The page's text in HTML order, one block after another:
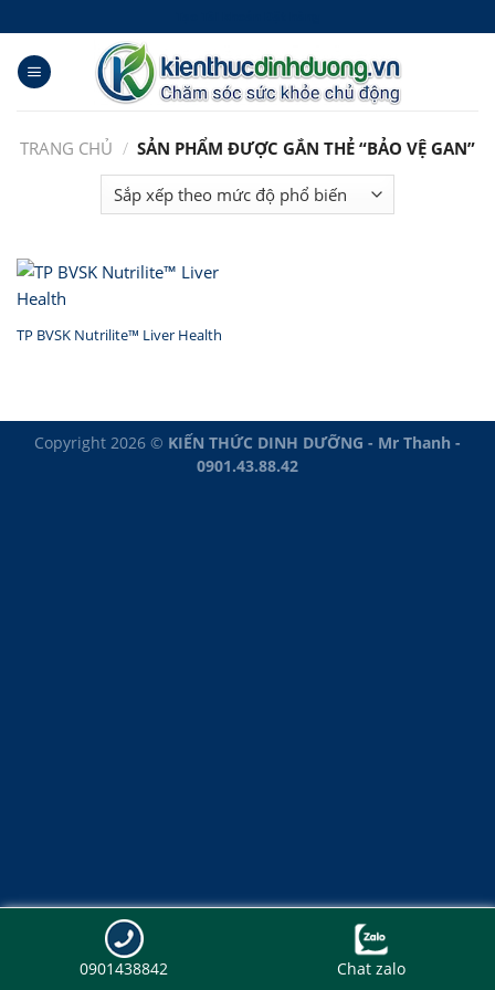
to
content
TRANG CHỦ / SẢN PHẨM ĐƯỢC GẮN THẺ “BẢO VỆ GAN”
TP BVSK Nutrilite™ Liver Health
Copyright 2026 © KIẾN THỨC DINH DƯỠNG - Mr Thanh -
0901.43.88.42
0901438842 Chat zalo